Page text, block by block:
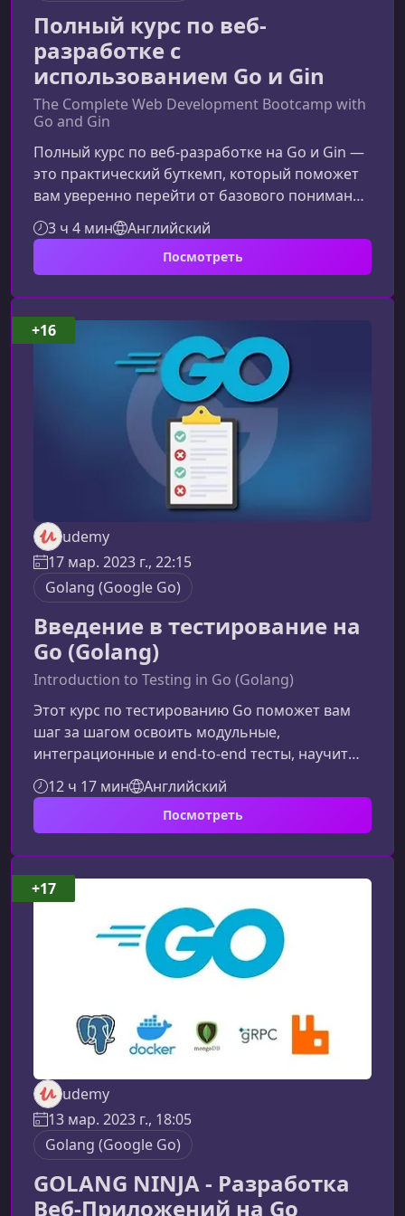
Полный курс по веб-
разработке с
использованием Go и Gin
The Complete Web Development Bootcamp with
Go and Gin
Полный курс по веб-разработке на Go и Gin —
это практический буткемп, который поможет
вам уверенно перейти от базового понимания
Go к созданию производительных
веб‑приложений. Вы шаг за шагом освоите
ключевые инструменты экосистемы Golang,
данных и создавать полноценные веб‑проекты
с аутентификацией и внешними
сервисами.Что представляет собой этот
курсКурс создан на основе реального опыта
разработки веб
3 ч 4 мин Английский
Посмотреть
udemy
17 мар. 2023 г., 22:15
Golang (Google Go)
Введение в тестирование на
Go (Golang)
Introduction to Testing in Go (Golang)
Этот курс по тестированию Go поможет вам
шаг за шагом освоить модульные,
интеграционные и end‑to‑end тесты, научит
работать со встроенным фреймворком Go
testing и создавать надежную архитектуру
тестов для реальных сервисов.О курсеКурс
знакомит вас с фундаментами и
продвинутыми техниками тестирования в Go.
Вы научитесь использовать стандартный
пакет testing, писать структурированные тесты
для HTTP‑хендлеров, баз данных, middleware и
аутентификации
12 ч 17 мин Английский
Посмотреть
+16
udemy
13 мар. 2023 г., 18:05
Golang (Google Go)
GOLANG NINJA - Разработка
Веб-Приложений на Go
+17